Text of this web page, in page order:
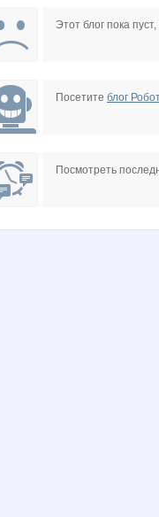
paramon
Этот блог пока
Посетите блог
Посмотреть